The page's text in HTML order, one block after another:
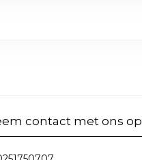
contact met ons op